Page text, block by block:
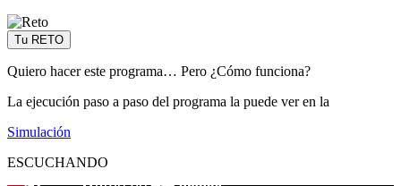
Tu RETO
Quiero hacer este programa… Pero ¿Cómo funciona?
La ejecución paso a paso del programa la puede ver en la
Simulación
ESCUCHANDO